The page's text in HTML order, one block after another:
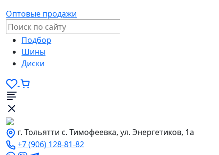
Оптовые продажи
Подбор
Шины
Диски
г. Тольятти с. Тимофеевка, ул. Энергетиков, 1а
+7 (906) 128-81-82